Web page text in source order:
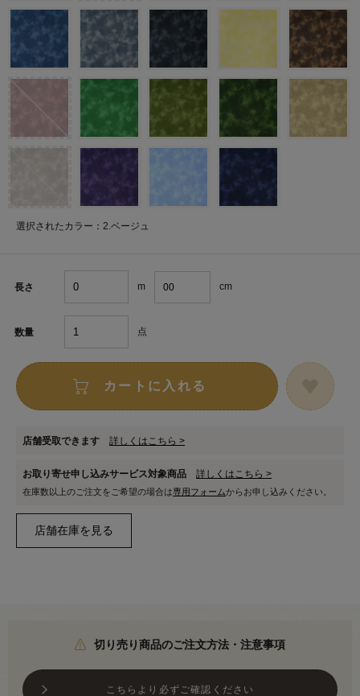
選択されたカラー：2.ベージュ
長さ m cm
数量 点
カートに入れる
店舗受取できます 詳しくはこちら >
お取り寄せ申し込みサービス対象商品 詳しくはこちら >
在庫数以上のご注文をご希望の場合は専用フォームからお申し込みください。
切り売り商品のご注文方法・注意事項
こちらより必ずご確認ください